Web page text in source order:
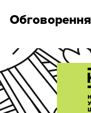
Обговорення